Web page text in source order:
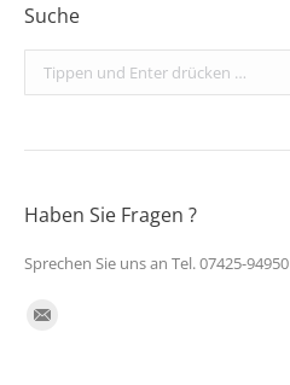
Suche
Search:
Haben Sie Fragen ?
Sprechen Sie uns an Tel. 07425-94950
Finden Sie uns auf: